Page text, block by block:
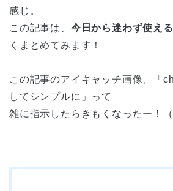
感じ。
この記事は、 今日から迷わず使え
くまとめてみます！
この記事のアイキャッチ画像、「
してシンプルに」って
雑に指示したらきもくなったー！（